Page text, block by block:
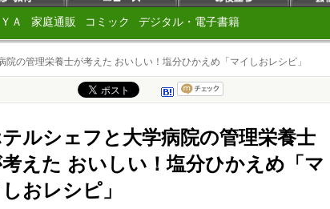
Ａ 家庭通販 コミック デジタル・電子書籍
院の管理栄養士が考えた おいしい！塩分ひかえめ「マイしおレシピ」
ルシェフと大学病院の管理栄養士
えた おいしい！塩分ひかえめ「マ
おレシピ」